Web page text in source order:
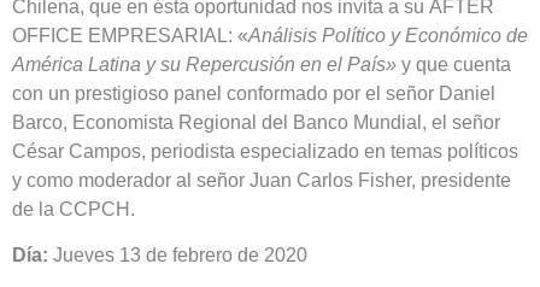
Chilena, que en ésta oportunidad nos invita a su AFTER
OFFICE EMPRESARIAL: «Análisis Político y Económico de
América Latina y su Repercusión en el País» y que cuenta
con un prestigioso panel conformado por el señor Daniel
Barco, Economista Regional del Banco Mundial, el señor
César Campos, periodista especializado en temas políticos
y como moderador al señor Juan Carlos Fisher, presidente
de la CCPCH.
Día: Jueves 13 de febrero de 2020